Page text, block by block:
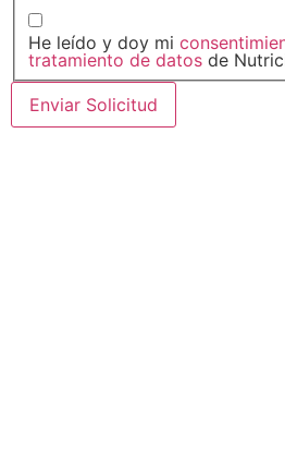
He leído y doy mi
tratamiento de datos de